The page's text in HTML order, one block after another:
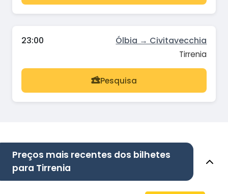
23:00 Ólbia → Civitavecchia
Tirrenia
Pesquisa
Preços mais recentes dos bilhetes
para Tirrenia